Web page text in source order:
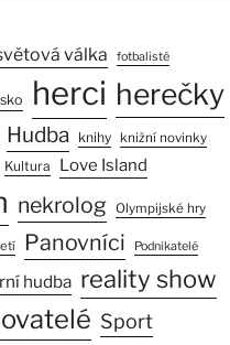
válka fotbalisté
herci herečky
Hudba knihy knižní novinky
Kultura Love Island
nekrolog Olympijské hry
Panovníci Podnikatelé
hudba reality show
Sport